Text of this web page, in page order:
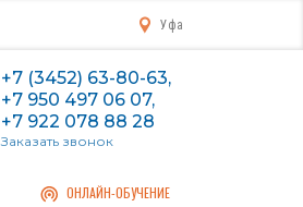
Уфа
+7 (3452) 63-80-63,
+7 950 497 06 07,
+7 922 078 88 28
Заказать звонок
ОНЛАЙН-ОБУЧЕНИЕ